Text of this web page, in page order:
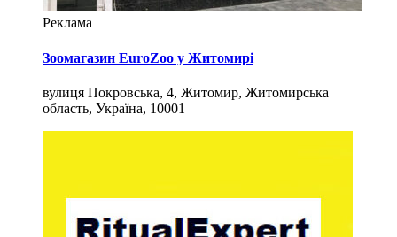
Реклама
Зоомагазин EuroZoo у Житомирі
вулиця Покровська, 4, Житомир, Житомирська
область, Україна, 10001